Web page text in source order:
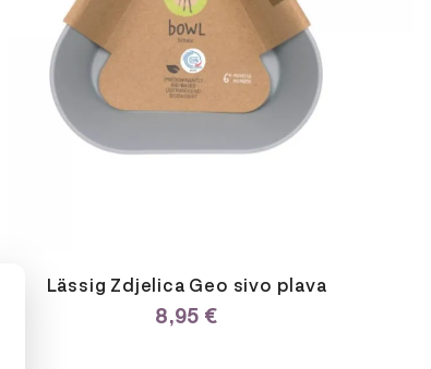
Lässig Zdjelica Geo sivo plava
8,95 €